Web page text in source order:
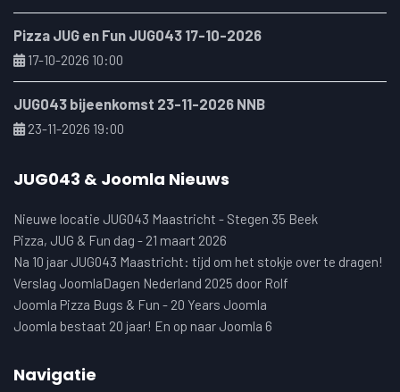
Pizza JUG en Fun JUG043 17-10-2026
17-10-2026 10:00
JUG043 bijeenkomst 23-11-2026 NNB
23-11-2026 19:00
JUG043 & Joomla Nieuws
Nieuwe locatie JUG043 Maastricht - Stegen 35 Beek
Pizza, JUG & Fun dag - 21 maart 2026
Na 10 jaar JUG043 Maastricht: tijd om het stokje over te dragen!
Verslag JoomlaDagen Nederland 2025 door Rolf
Joomla Pizza Bugs & Fun - 20 Years Joomla
Joomla bestaat 20 jaar! En op naar Joomla 6
Navigatie